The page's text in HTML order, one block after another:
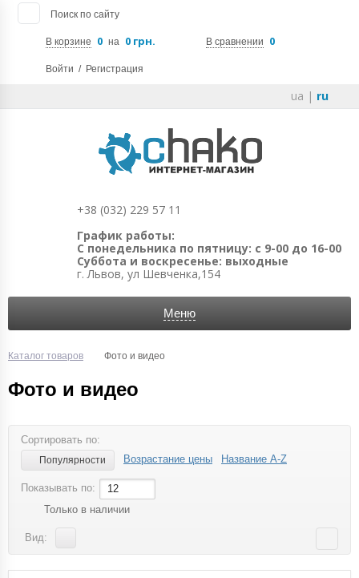
Поиск по сайту
В корзине 0 на 0 грн. В сравнении 0
Войти / Регистрация
ua | ru
+38 (032) 229 57 11
График работы:
С понедельника по пятницу: с 9-00 до 16-00
Суббота и воскресенье: выходные
г. Львов, ул Шевченка,154
Меню
Каталог товаров Фото и видео
Фото и видео
Сортировать по:
Популярности Возрастание цены Название A-Z
Показывать по:
12
Только в наличии
Вид: